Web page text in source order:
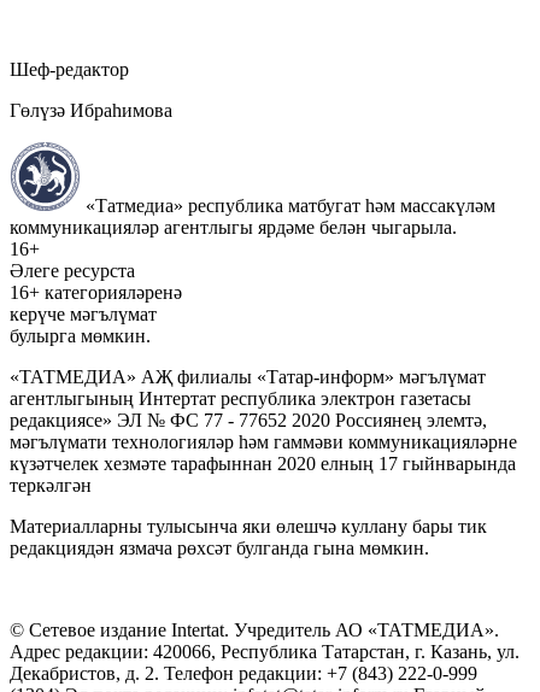
Шеф-редактор
Гөлүзә Ибраһимова
«Татмедиа» республика матбугат һәм массакүләм
коммуникацияләр агентлыгы ярдәме белән чыгарыла.
16+
Әлеге ресурста
16+ категорияләренә
керүче мәгълүмат
булырга мөмкин.
«ТАТМЕДИА» АҖ филиалы «Татар-информ» мәгълүмат
агентлыгының Интертат республика электрон газетасы
редакциясе» ЭЛ № ФС 77 - 77652 2020 Россиянең элемтә,
мәгълүмати технологияләр һәм гаммәви коммуникацияләрне
күзәтчелек хезмәте тарафыннан 2020 елның 17 гыйнварында
теркәлгән
Материалларны тулысынча яки өлешчә куллану бары тик
редакциядән язмача рөхсәт булганда гына мөмкин.
© Сетевое издание Intertat. Учредитель АО «ТАТМЕДИА».
Адрес редакции: 420066, Республика Татарстан, г. Казань, ул.
Декабристов, д. 2. Телефон редакции: +7 (843) 222-0-999